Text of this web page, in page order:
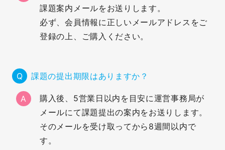
課題案内メールをお送りします。
必ず、会員情報に正しいメールアドレスをご
登録の上、ご購入ください。
課題の提出期限はありますか？
A
購入後、5営業日以内を目安に運営事務局が
メールにて課題提出の案内をお送りします。
そのメールを受け取ってから8週間以内で
す。